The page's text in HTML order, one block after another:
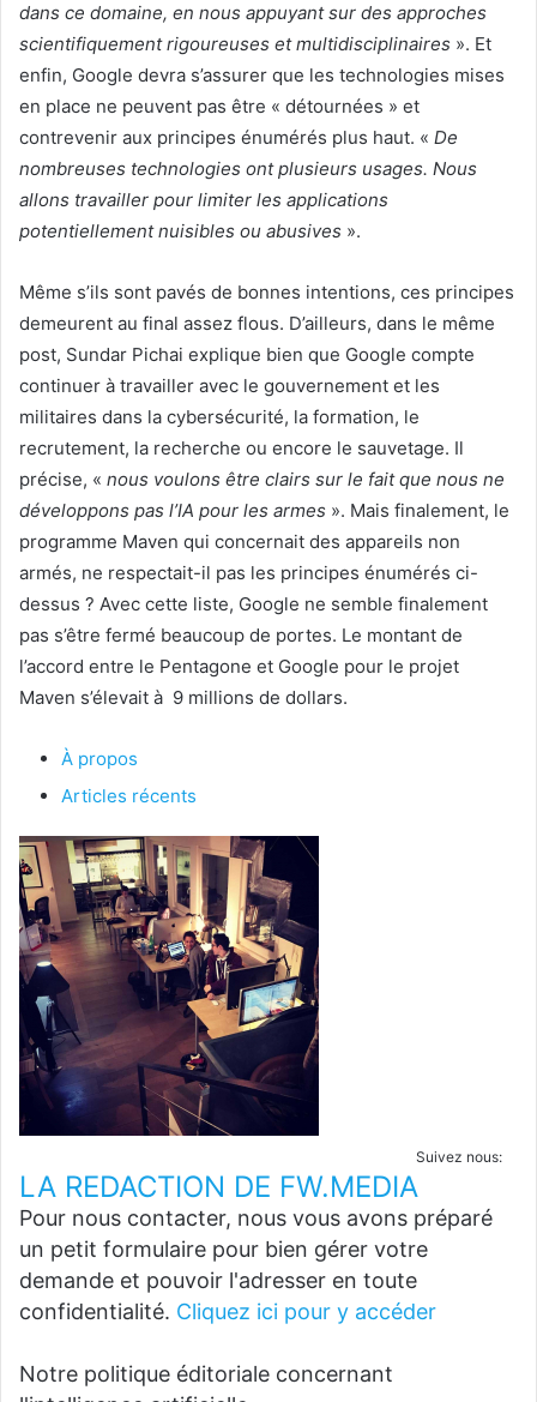
dans ce domaine, en nous appuyant sur des approches
scientifiquement rigoureuses et multidisciplinaires ». Et
enfin, Google devra s’assurer que les technologies mises
en place ne peuvent pas être « détournées » et
contrevenir aux principes énumérés plus haut. « De
nombreuses technologies ont plusieurs usages. Nous
allons travailler pour limiter les applications
potentiellement nuisibles ou abusives ».
Même s’ils sont pavés de bonnes intentions, ces principes
demeurent au final assez flous. D’ailleurs, dans le même
post, Sundar Pichai explique bien que Google compte
continuer à travailler avec le gouvernement et les
militaires dans la cybersécurité, la formation, le
recrutement, la recherche ou encore le sauvetage. Il
précise, « nous voulons être clairs sur le fait que nous ne
développons pas l’IA pour les armes ». Mais finalement, le
programme Maven qui concernait des appareils non
armés, ne respectait-il pas les principes énumérés ci-
dessus ? Avec cette liste, Google ne semble finalement
pas s’être fermé beaucoup de portes. Le montant de
l’accord entre le Pentagone et Google pour le projet
Maven s’élevait à 9 millions de dollars.
À propos
Articles récents
Suivez nous:
LA REDACTION DE FW.MEDIA
Pour nous contacter, nous vous avons préparé
un petit formulaire pour bien gérer votre
demande et pouvoir l'adresser en toute
confidentialité. Cliquez ici pour y accéder
Notre politique éditoriale concernant